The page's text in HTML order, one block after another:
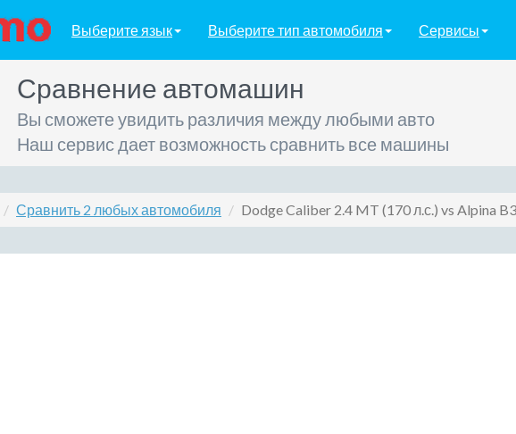
Выберите язык Выберите тип автомобиля Сервисы
Сравнение автомашин
Вы сможете увидить различия между любыми авто
Наш сервис дает возможность сравнить все машины
Сравнить 2 любых автомобиля Dodge Caliber 2.4 MT (170 л.с.) vs Alpina